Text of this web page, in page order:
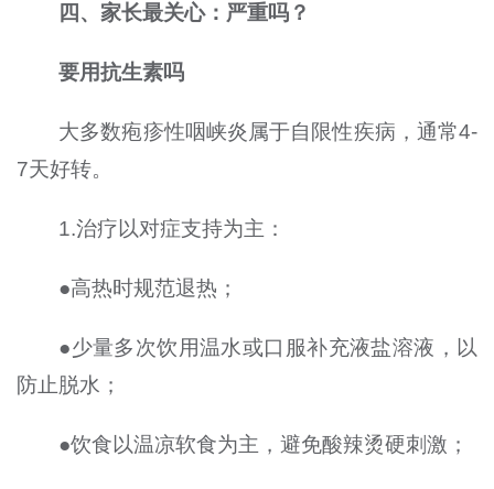
四、家长最关心：严重吗？
要用抗生素吗
大多数疱疹性咽峡炎属于自限性疾病，通常4-
7天好转。
1.治疗以对症支持为主：
●高热时规范退热；
●少量多次饮用温水或口服补充液盐溶液，以
防止脱水；
●饮食以温凉软食为主，避免酸辣烫硬刺激；